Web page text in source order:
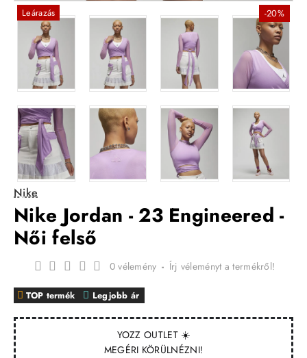
Leárazás -20%
Nike
Nike Jordan - 23 Engineered -
Női felső
YOZZ OUTLET ☀️
MEGÉRI KÖRÜLNÉZNI!
TOP termék Legjobb ár
0 vélemény - Írj véleményt a termékről!